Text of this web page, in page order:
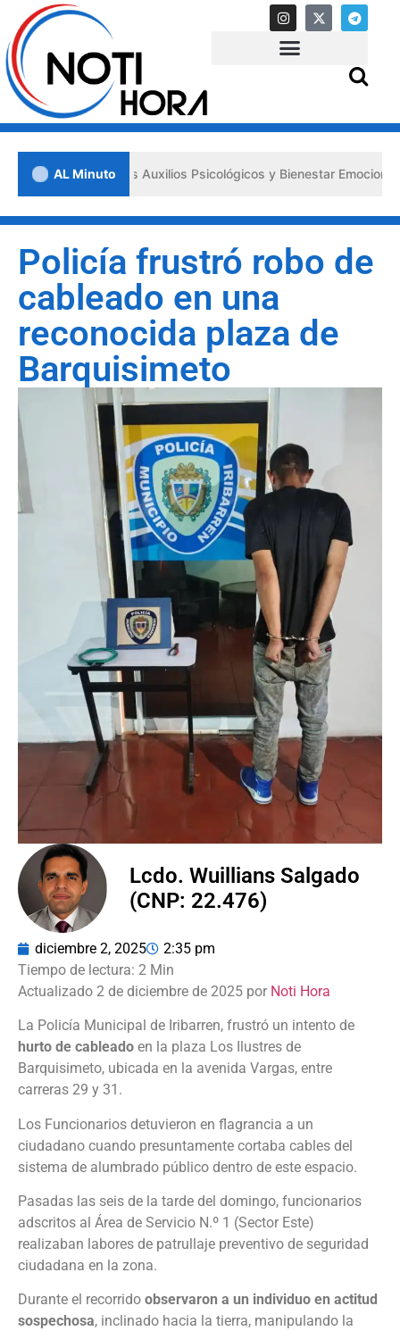
AL Minuto
«Primeros Auxilios Psicológicos y Bienestar Emocional» ante
Policía frustró robo de
cableado en una
reconocida plaza de
Barquisimeto
Lcdo. Wuillians Salgado
(CNP: 22.476)
diciembre 2, 2025 2:35 pm
Actualizado 2 de diciembre de 2025 por Noti Hora
La Policía Municipal de Iribarren, frustró un intento de
hurto de cableado en la plaza Los Ilustres de
Barquisimeto, ubicada en la avenida Vargas, entre
carreras 29 y 31.
Los Funcionarios detuvieron en flagrancia a un
ciudadano cuando presuntamente cortaba cables del
sistema de alumbrado público dentro de este espacio.
Pasadas las seis de la tarde del domingo, funcionarios
adscritos al Área de Servicio N.º 1 (Sector Este)
realizaban labores de patrullaje preventivo de seguridad
ciudadana en la zona.
Durante el recorrido observaron a un individuo en actitud
sospechosa, inclinado hacia la tierra, manipulando la